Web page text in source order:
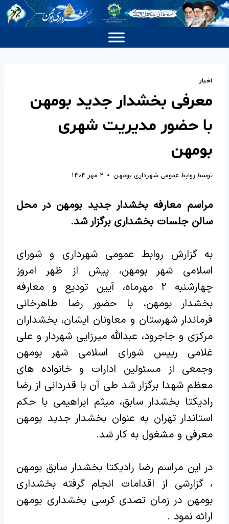
اخبار
معرفی بخشدار جدید بومهن
با حضور مدیریت شهری
بومهن
توسطروابط عمومی شهرداری بومهن ۲ مهر ۱۴۰۴
مراسم معارفه بخشدار جدید بومهن در محل
سالن جلسات بخشداری برگزار شد.
به گزارش روابط عمومی شهرداری و شورای
اسلامی شهر بومهن، پیش از ظهر امروز
چهارشنبه ۲ مهرماه، آیین تودیع و معارفه
بخشدار بومهن، با حضور رضا طاهرخانی
فرماندار شهرستان و معاونان ایشان، بخشداران
مرکزی و جاجرود، عبدالله میرزایی شهردار و علی
غلامی رییس شورای اسلامی شهر بومهن
و‌جمعی از مسئولین ادارات و خانواده های
معظم شهدا برگزار شد طی آن با قدردانی از رضا
رادیکتا بخشدار سابق، میثم ابراهیمی با حکم
استاندار تهران به عنوان بخشدار جدید بومهن
معرفی و مشغول به کار شد.
در این مراسم رضا رادیکتا بخشدار سابق بومهن
، گزارشی از اقدامات انجام گرفته بخشداری
بومهن در زمان تصدی کرسی بخشداری بومهن
ارائه نمود .